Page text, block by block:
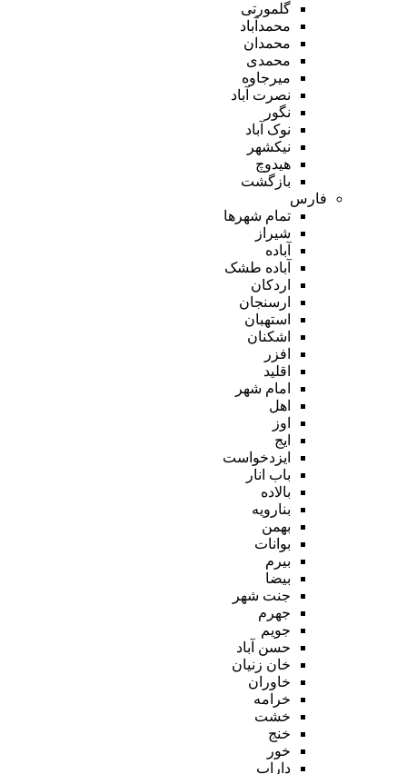
گلمورتی
محمدآباد
محمدان
محمدی
میرجاوه
نصرت آباد
نگور
نوک آباد
نیکشهر
هیدوچ
بازگشت
فارس
تمام شهر‌ها
شیراز
آباده
آباده طشک
اردکان
ارسنجان
استهبان
اشکنان
افزر
اقلید
امام شهر
اهل
اوز
ایج
ایزدخواست
باب انار
بالاده
بنارویه
بهمن
بوانات
بیرم
بیضا
جنت شهر
جهرم
جویم
حسن آباد
خان زنیان
خاوران
خرامه
خشت
خنج
خور
داراب